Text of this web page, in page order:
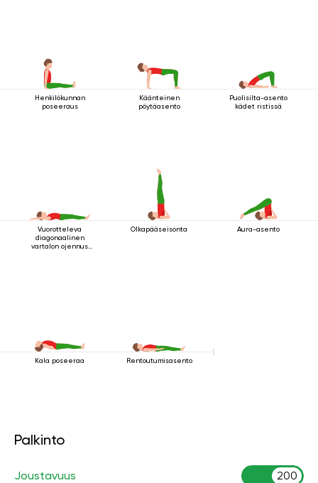
Henkilökunnan
poseeraus
Käänteinen
pöytäasento
Puolisilta-asento
kädet ristissä
Vuorotteleva
diagonaalinen
vartalon ojennus
Olkapääseisonta Aura-asento
Kala poseeraa Rentoutumisasento
Palkinto
Joustavuus 200